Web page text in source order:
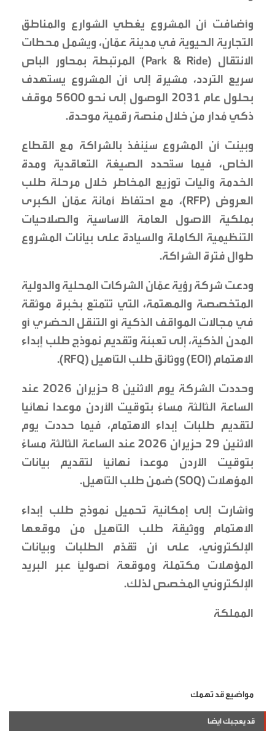
وأضافت أن المشروع يغطي الشوارع والمناطق
التجارية الحيوية في مدينة عمّان، ويشمل محطات
الانتقال (Park & Ride) المرتبطة بمحاور الباص
سريع التردد، مشيرة إلى أن المشروع يستهدف
بحلول عام 2031 الوصول إلى نحو 5600 موقف
ذكي مُدار من خلال منصة رقمية موحدة.
وبينت أن المشروع سيُنفذ بالشراكة مع القطاع
الخاص، فيما ستُحدد الصيغة التعاقدية ومدة
الخدمة وآليات توزيع المخاطر خلال مرحلة طلب
العروض (RFP)، مع احتفاظ أمانة عمّان الكبرى
بملكية الأصول العامة الأساسية والصلاحيات
التنظيمية الكاملة والسيادة على بيانات المشروع
طوال فترة الشراكة.
ودعت شركة رؤية عمّان الشركات المحلية والدولية
المتخصصة والمهتمة، التي تتمتع بخبرة موثقة
في مجالات المواقف الذكية أو التنقل الحضري أو
المدن الذكية، إلى تعبئة وتقديم نموذج طلب إبداء
الاهتمام (EOI) ووثائق طلب التأهيل (RFQ).
وحددت الشركة يوم الاثنين 8 حزيران 2026 عند
الساعة الثالثة مساءً بتوقيت الأردن موعدا نهائيا
لتقديم طلبات إبداء الاهتمام، فيما حددت يوم
الاثنين 29 حزيران 2026 عند الساعة الثالثة مساءً
بتوقيت الأردن موعداً نهائياً لتقديم بيانات
المؤهلات (SOQ) ضمن طلب التأهيل.
وأشارت إلى إمكانية تحميل نموذج طلب إبداء
الاهتمام ووثيقة طلب التأهيل من موقعها
الإلكتروني، على أن تُقدَّم الطلبات وبيانات
المؤهلات مكتملة وموقعة أصولياً عبر البريد
الإلكتروني المخصص لذلك.
المملكة
مواضيع قد تهمك
قد يعجبك ايضا